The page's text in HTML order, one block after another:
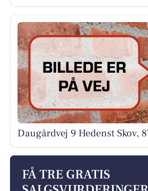
Daugårdvej 9 Hedenst Skov,
FÅ TRE GRATIS